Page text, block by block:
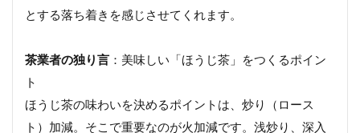
とする落ち着きを感じさせてくれます。
茶業者の独り言 ：美味しい「ほうじ茶」をつくるポイン
ト
ほうじ茶の味わいを決めるポイントは、炒り（ロース
ト）加減。そこで重要なのが火加減です。浅炒り、深入